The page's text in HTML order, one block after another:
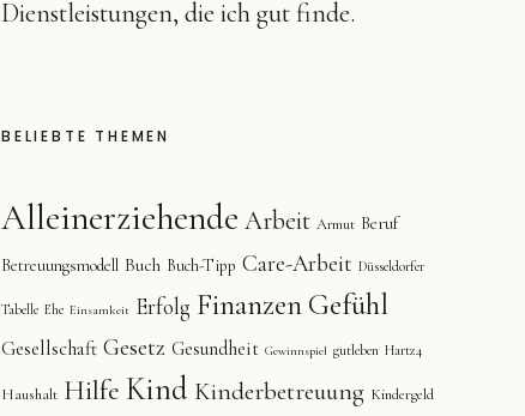
Dienstleistungen, die ich gut finde.
BELIEBTE THEMEN
Alleinerziehende Arbeit Armut Beruf
Betreuungsmodell Buch Buch-Tipp Care-Arbeit Düsseldorfer
Tabelle Ehe Einsamkeit Erfolg Finanzen Gefühl
Gesellschaft Gesetz Gesundheit Gewinnspiel gutleben Hartz4
Haushalt Hilfe Kind Kinderbetreuung Kindergeld